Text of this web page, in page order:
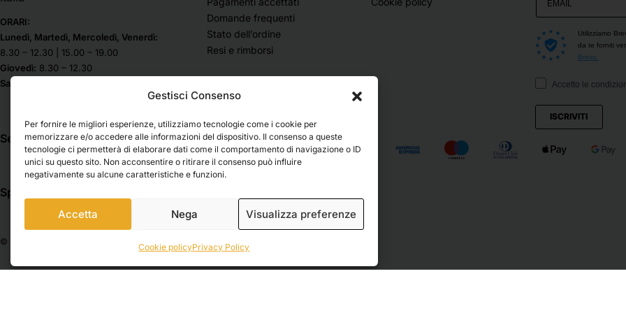
Gestisci Consenso
Per fornire le migliori esperienze, utilizziamo tecnologie come i cookie per
memorizzare e/o accedere alle informazioni del dispositivo. Il consenso a queste
tecnologie ci permetterà di elaborare dati come il comportamento di navigazione o ID
unici su questo sito. Non acconsentire o ritirare il consenso può influire
negativamente su alcune caratteristiche e funzioni.
Accetta Nega Visualizza preferenze
Cookie policyPrivacy Policy
ORARI:
Lunedì, Martedì, Mercoledì, Venerdì:
8.30 – 12.30 | 15.00 – 19.00
Giovedì: 8.30 – 12.30
Sabato & Domenica chiuso
Seguici su
Domande frequenti
Stato dell’ordine
Resi e rimborsi
Utilizziamo
da te forniti
Brevo.
Accetto le
ISCRIVITI
Spedizioni
© 2026 Belle Arti Corbara, IT03736520408 – REA: FO – 314246. All rights reserved.